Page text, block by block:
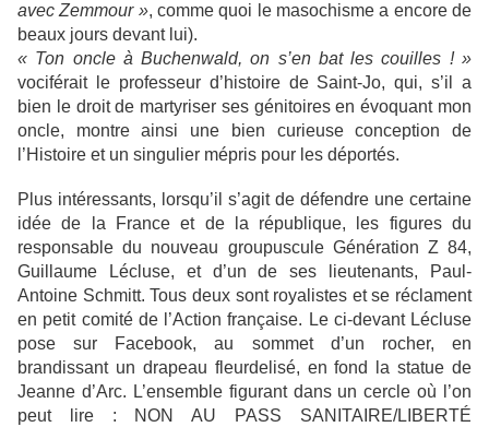
avec Zemmour », comme quoi le masochisme a encore de
beaux jours devant lui).
« Ton oncle à Buchenwald, on s’en bat les couilles ! »
vociférait le professeur d’histoire de Saint-Jo, qui, s’il a
bien le droit de martyriser ses génitoires en évoquant mon
oncle, montre ainsi une bien curieuse conception de
l’Histoire et un singulier mépris pour les déportés.
Plus intéressants, lorsqu’il s’agit de défendre une certaine
idée de la France et de la république, les figures du
responsable du nouveau groupuscule Génération Z 84,
Guillaume Lécluse, et d’un de ses lieutenants, Paul-
Antoine Schmitt. Tous deux sont royalistes et se réclament
en petit comité de l’Action française. Le ci-devant Lécluse
pose sur Facebook, au sommet d’un rocher, en
brandissant un drapeau fleurdelisé, en fond la statue de
Jeanne d’Arc. L’ensemble figurant dans un cercle où l’on
peut lire : NON AU PASS SANITAIRE/LIBERTÉ